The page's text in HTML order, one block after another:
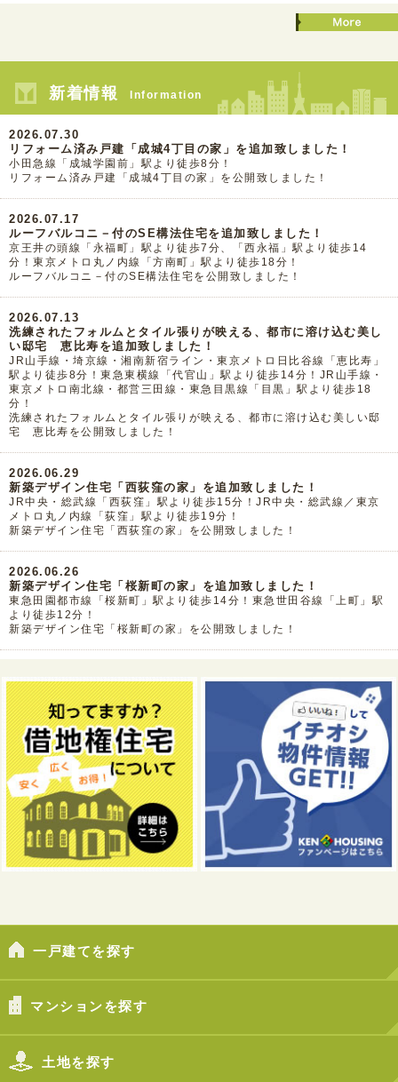
新着情報 Information
2026.07.30
リフォーム済み戸建「成城4丁目の家」を追加致しました！
小田急線「成城学園前」駅より徒歩8分！
リフォーム済み戸建「成城4丁目の家」を公開致しました！
2026.07.17
ルーフバルコニ－付のSE構法住宅を追加致しました！
京王井の頭線「永福町」駅より徒歩7分、「西永福」駅より徒歩14
分！東京メトロ丸ノ内線「方南町」駅より徒歩18分！
ルーフバルコニ－付のSE構法住宅を公開致しました！
2026.07.13
洗練されたフォルムとタイル張りが映える、都市に溶け込む美し
い邸宅 恵比寿を追加致しました！
JR山手線・埼京線・湘南新宿ライン・東京メトロ日比谷線「恵比寿」
駅より徒歩8分！東急東横線「代官山」駅より徒歩14分！JR山手線・
東京メトロ南北線・都営三田線・東急目黒線「目黒」駅より徒歩18
分！
洗練されたフォルムとタイル張りが映える、都市に溶け込む美しい邸
宅 恵比寿を公開致しました！
2026.06.29
新築デザイン住宅「西荻窪の家」を追加致しました！
JR中央・総武線「西荻窪」駅より徒歩15分！JR中央・総武線／東京
メトロ丸ノ内線「荻窪」駅より徒歩19分！
新築デザイン住宅「西荻窪の家」を公開致しました！
2026.06.26
新築デザイン住宅「桜新町の家」を追加致しました！
東急田園都市線「桜新町」駅より徒歩14分！東急世田谷線「上町」駅
より徒歩12分！
新築デザイン住宅「桜新町の家」を公開致しました！
一戸建てを探す
マンションを探す
土地を探す